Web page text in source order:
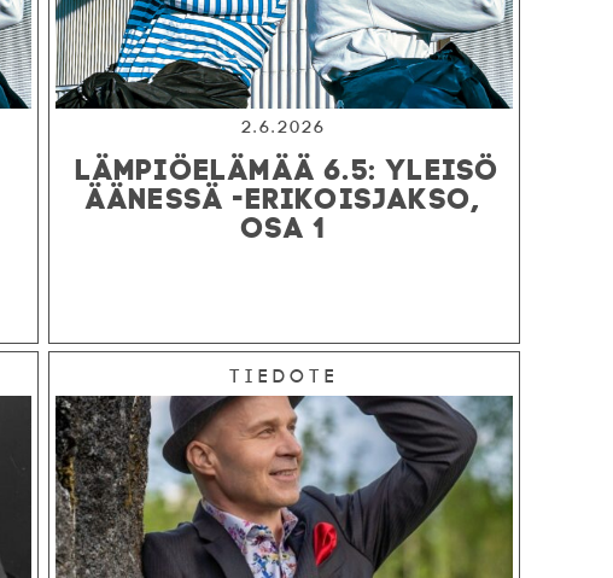
2.6.2026
LÄMPIÖELÄMÄÄ 6.5: YLEISÖ
ÄÄNESSÄ -ERIKOISJAKSO,
OSA 1
Tiedote